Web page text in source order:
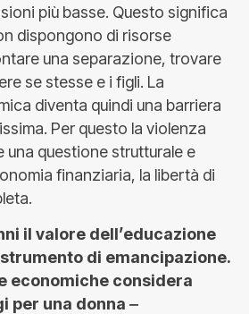
più basse. Questo significa
dispongono di risorse
una separazione, trovare
se stesse e i figli. La
diventa quindi una barriera
Per questo la violenza
una questione strutturale e
finanziaria, la libertà di
il valore dell’educazione
di emancipazione.
economiche considera
per una donna ‒